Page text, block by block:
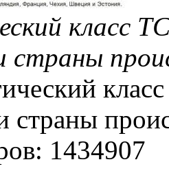
класс
страны
класс
страны
1434907